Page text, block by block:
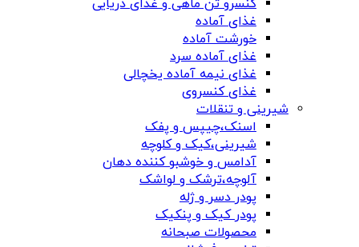
کنسرو تن ماهی و غذای دریایی
غذای آماده
خورشت آماده
غذای آماده سرد
غذای نیمه آماده یخچالی
غذای کنسروی
شیرینی و تنقلات
اسنک،چیپس و پفک
شیرینی،کیک و کلوچه
آدامس و خوشبو کننده دهان
آلوچه،ترشک و لواشک
پودر دسر و ژله
پودر کیک و پنکیک
محصولات صبحانه